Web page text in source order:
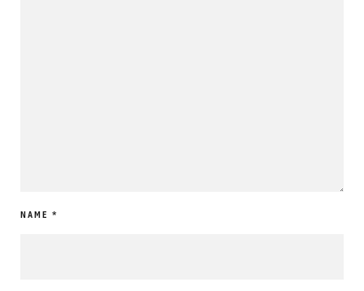
NAME *